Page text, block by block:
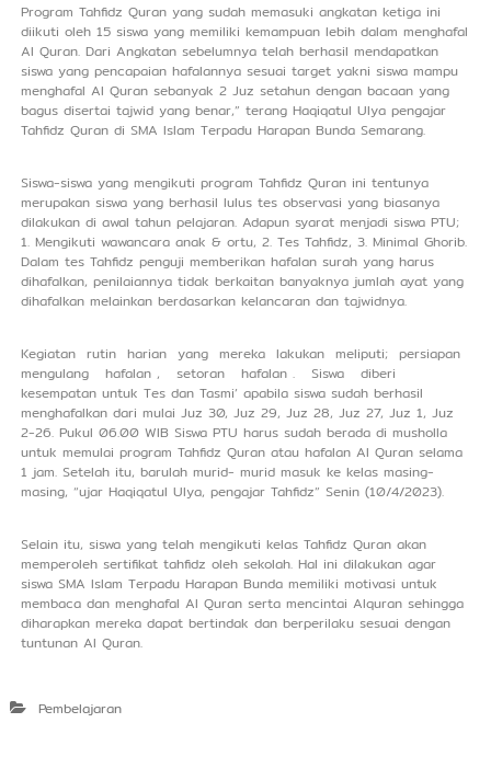
Program Tahfidz Quran yang sudah memasuki angkatan ketiga ini
diikuti oleh 15 siswa yang memiliki kemampuan lebih dalam menghafal
Al Quran. Dari Angkatan sebelumnya telah berhasil mendapatkan
siswa yang pencapaian hafalannya sesuai target yakni siswa mampu
menghafal Al Quran sebanyak 2 Juz setahun dengan bacaan yang
bagus disertai tajwid yang benar,” terang Haqiqatul Ulya pengajar
Tahfidz Quran di SMA Islam Terpadu Harapan Bunda Semarang.
Siswa-siswa yang mengikuti program Tahfidz Quran ini tentunya
merupakan siswa yang berhasil lulus tes observasi yang biasanya
dilakukan di awal tahun pelajaran. Adapun syarat menjadi siswa PTU;
1. Mengikuti wawancara anak & ortu, 2. Tes Tahfidz, 3. Minimal Ghorib.
Dalam tes Tahfidz penguji memberikan hafalan surah yang harus
dihafalkan, penilaiannya tidak berkaitan banyaknya jumlah ayat yang
dihafalkan melainkan berdasarkan kelancaran dan tajwidnya.
Kegiatan rutin harian yang mereka lakukan meliputi; persiapan
mengulang hafalan , setoran hafalan . Siswa diberi
kesempatan untuk Tes dan Tasmi’ apabila siswa sudah berhasil
menghafalkan dari mulai Juz 30, Juz 29, Juz 28, Juz 27, Juz 1, Juz
2-26. Pukul 06.00 WIB Siswa PTU harus sudah berada di musholla
untuk memulai program Tahfidz Quran atau hafalan Al Quran selama
1 jam. Setelah itu, barulah murid- murid masuk ke kelas masing-
masing, “ujar Haqiqatul Ulya, pengajar Tahfidz” Senin (10/4/2023).
Selain itu, siswa yang telah mengikuti kelas Tahfidz Quran akan
memperoleh sertifikat tahfidz oleh sekolah. Hal ini dilakukan agar
siswa SMA Islam Terpadu Harapan Bunda memiliki motivasi untuk
membaca dan menghafal Al Quran serta mencintai Alquran sehingga
diharapkan mereka dapat bertindak dan berperilaku sesuai dengan
tuntunan Al Quran.
Pembelajaran